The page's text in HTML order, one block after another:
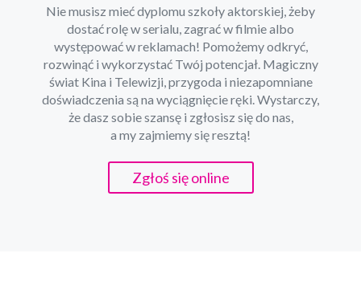
Nie musisz mieć dyplomu szkoły aktorskiej, żeby
dostać rolę w serialu, zagrać w filmie albo
występować w reklamach! Pomożemy odkryć,
rozwinąć i wykorzystać Twój potencjał. Magiczny
świat Kina i Telewizji, przygoda i niezapomniane
doświadczenia są na wyciągnięcie ręki. Wystarczy,
że dasz sobie szansę i zgłosisz się do nas,
a my zajmiemy się resztą!
Zgłoś się online